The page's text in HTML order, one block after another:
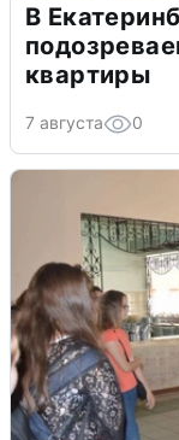
В
квартиры
7 августа 0